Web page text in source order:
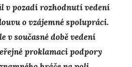
v pozadí rozhodnutí vedení
o vzájemné spolupráci.
v současné době vedení
proklamaci podpory